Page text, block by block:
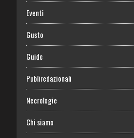
Eventi
Gusto
Guide
Publiredazionali
Necrologie
Chi siamo